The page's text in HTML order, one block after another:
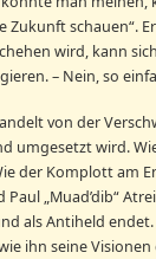
Zukunft schauen“.
wird, kann
– Nein, so
von der
umgesetzt wird.
der Komplott am
„Muad’dib“
als Antiheld
ihn seine